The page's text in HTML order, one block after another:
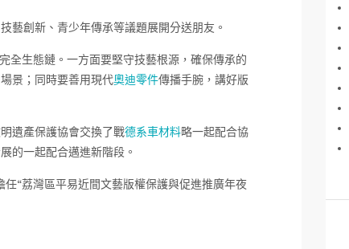
藝創新、青少年傳承等議題展開分送朋友。
全生態鏈。一方面要堅守技藝根源，確保傳承的
景；同時要善用現代奧迪零件傳播手腕，講好版
遺產保護協會交換了戰德系車材料略一起配合協
的一起配合邁進新階段。
“荔灣區平易近間文藝版權保護與促進推廣年夜